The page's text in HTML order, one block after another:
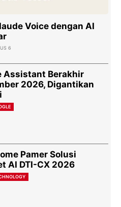
Voice dengan AI
6
Assistant Berakhir
2026, Digantikan
Pamer Solusi
AI DTI-CX 2026